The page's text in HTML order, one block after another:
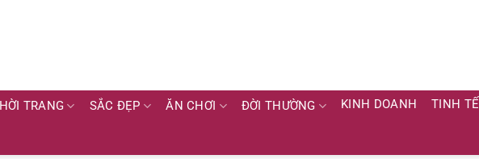
TRANG SẮC ĐẸP ĂN CHƠI ĐỜI THƯỜNG KINH DOANH TINH TẾ